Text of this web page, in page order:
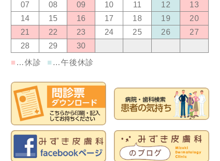
07
08 09 10 11 12
13
14
15 16 17 18 19
20
21
22 23 24 25 26
27
28
29 30
■ …休診 ■ …午後休診